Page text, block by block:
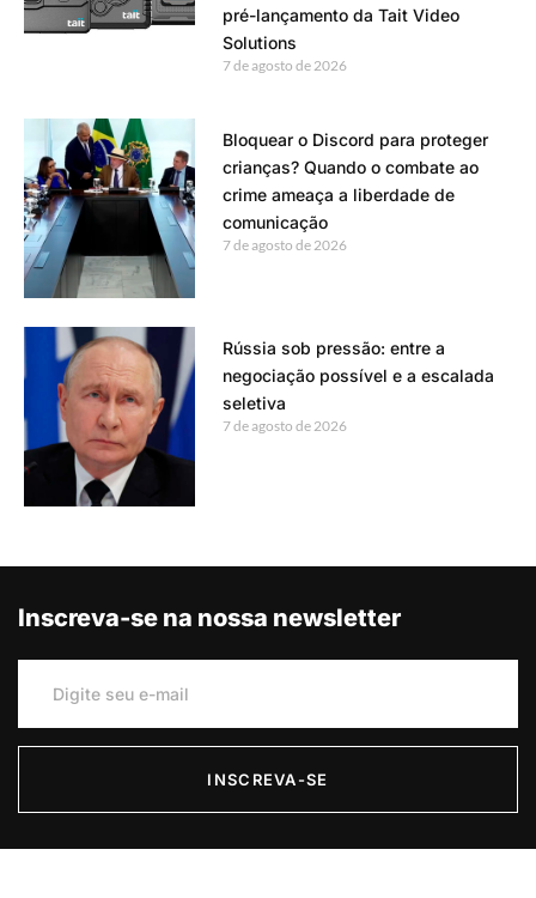
pré-lançamento da Tait Video
Solutions
7 de agosto de 2026
Bloquear o Discord para proteger
crianças? Quando o combate ao
crime ameaça a liberdade de
comunicação
7 de agosto de 2026
Rússia sob pressão: entre a
negociação possível e a escalada
seletiva
7 de agosto de 2026
Inscreva-se na nossa newsletter
INSCREVA-SE